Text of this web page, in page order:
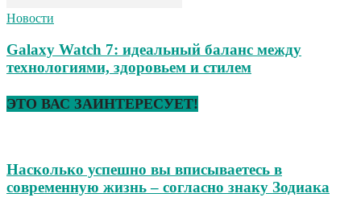
Новости
Galaxy Watch 7: идеальный баланс между
технологиями, здоровьем и стилем
ЭТО ВАС ЗАИНТЕРЕСУЕТ!
Насколько успешно вы вписываетесь в
современную жизнь – согласно знаку Зодиака